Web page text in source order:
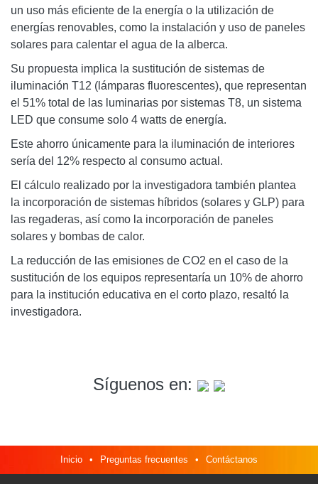
un uso más eficiente de la energía o la utilización de
energías renovables, como la instalación y uso de paneles
solares para calentar el agua de la alberca.
Su propuesta implica la sustitución de sistemas de
iluminación T12 (lámparas fluorescentes), que representan
el 51% total de las luminarias por sistemas T8, un sistema
LED que consume solo 4 watts de energía.
Este ahorro únicamente para la iluminación de interiores
sería del 12% respecto al consumo actual.
El cálculo realizado por la investigadora también plantea
la incorporación de sistemas híbridos (solares y GLP) para
las regaderas, así como la incorporación de paneles
solares y bombas de calor.
La reducción de las emisiones de CO2 en el caso de la
sustitución de los equipos representaría un 10% de ahorro
para la institución educativa en el corto plazo, resaltó la
investigadora.
Síguenos en:
Inicio • Preguntas frecuentes • Contáctanos